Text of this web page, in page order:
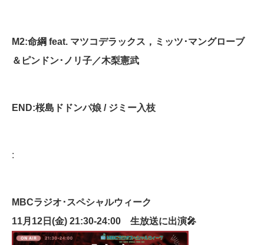
M2:命綱 feat. マツコデラックス，ミッツ･マングローブ
＆ピンドン･ノリ子／木梨憲武
END:桜島ドドンパ娘 / ジミー入枝
:
MBCラジオ･スペシャルウィーク
11月12日(金) 21:30‐24:00 生放送に出演🎤